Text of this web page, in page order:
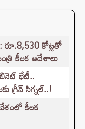
రూ.8,530 కోట్లతో
కీలక ఆదేశాలు
భేటీ..
గ్రీన్ సిగ్నల్..!
కీలక